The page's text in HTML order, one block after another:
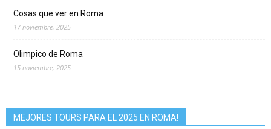
Cosas que ver en Roma
17 noviembre, 2025
Olimpico de Roma
15 noviembre, 2025
MEJORES TOURS PARA EL 2025 EN ROMA!